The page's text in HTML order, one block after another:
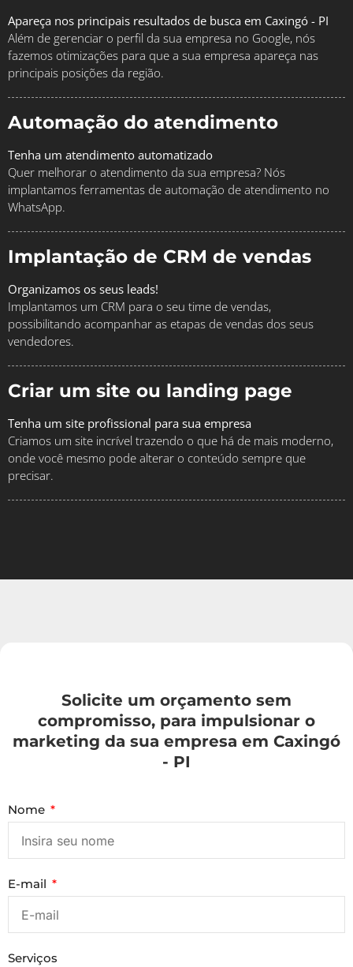
Apareça nos principais resultados de busca em Caxingó - PI
Além de gerenciar o perfil da sua empresa no Google, nós
fazemos otimizações para que a sua empresa apareça nas
principais posições da região.
Automação do atendimento
Tenha um atendimento automatizado
Quer melhorar o atendimento da sua empresa? Nós
implantamos ferramentas de automação de atendimento no
WhatsApp.
Implantação de CRM de vendas
Organizamos os seus leads!
Implantamos um CRM para o seu time de vendas,
possibilitando acompanhar as etapas de vendas dos seus
vendedores.
Criar um site ou landing page
Tenha um site profissional para sua empresa
Criamos um site incrível trazendo o que há de mais moderno,
onde você mesmo pode alterar o conteúdo sempre que
precisar.
Solicite um orçamento sem
compromisso, para impulsionar o
marketing da sua empresa em Caxingó
- PI
Nome
E-mail
Serviços